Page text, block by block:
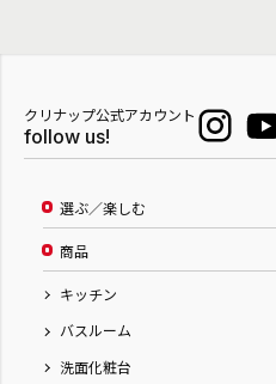
クリナップ公式アカウント
follow us!
選ぶ／楽しむ
商品
キッチン
バスルーム
洗面化粧台